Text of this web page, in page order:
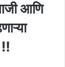
आणि